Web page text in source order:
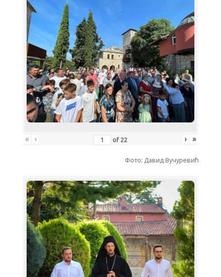
« ‹ of 22 › »
Фото: Давид Вучуревић